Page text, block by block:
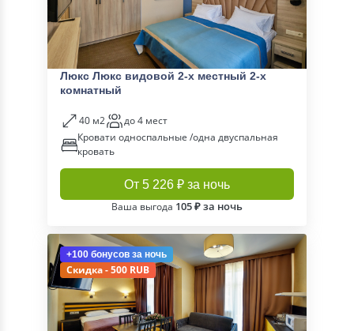
Люкс Люкс видовой 2-х местный 2-х
комнатный
40 м2
до 4 мест
Кровати односпальные /одна двуспальная
кровать
От 5 226 ₽ за ночь
Ваша выгода 105 ₽ за ночь
+100 бонусов за ночь
Скидка - 500 RUB